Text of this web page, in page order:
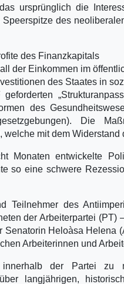
ursprünglich die
des
des Finanzkapitals
der Einkommen im
des Staates in
des
Die
welche mit dem Widerstand
Monaten entwickelte
so eine schwere
Teilnehmer des
der Arbeiterpartei
Senatorin Heloà­sa Helena
Arbeiterinnen und
der Partei zu
langjährigen,